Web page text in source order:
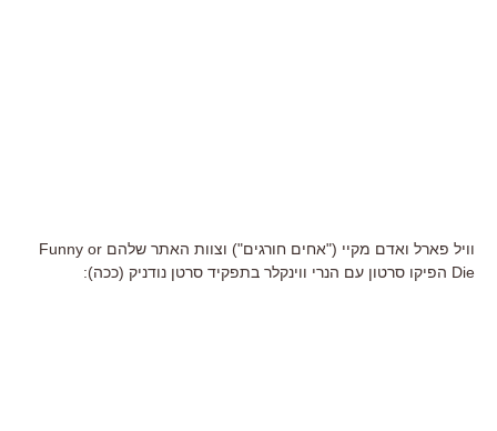
וויל פארל ואדם מקיי ("אחים חורגים") וצוות האתר שלהם Funny or
Die הפיקו סרטון עם הנרי ווינקלר בתפקיד סרטן נודניק (ככה):